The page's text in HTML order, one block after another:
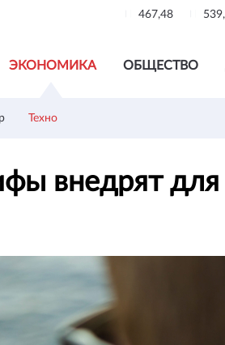
467,48
ЭКОНОМИКА ОБЩЕСТВО
Техно
внедрят